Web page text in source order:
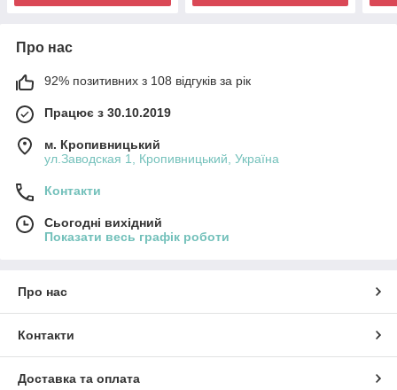
Про нас
92% позитивних з 108 відгуків за рік
Працює з 30.10.2019
м. Кропивницький
ул.Заводская 1, Кропивницький, Україна
Контакти
Сьогодні вихідний
Показати весь графік роботи
Про нас
Контакти
Доставка та оплата